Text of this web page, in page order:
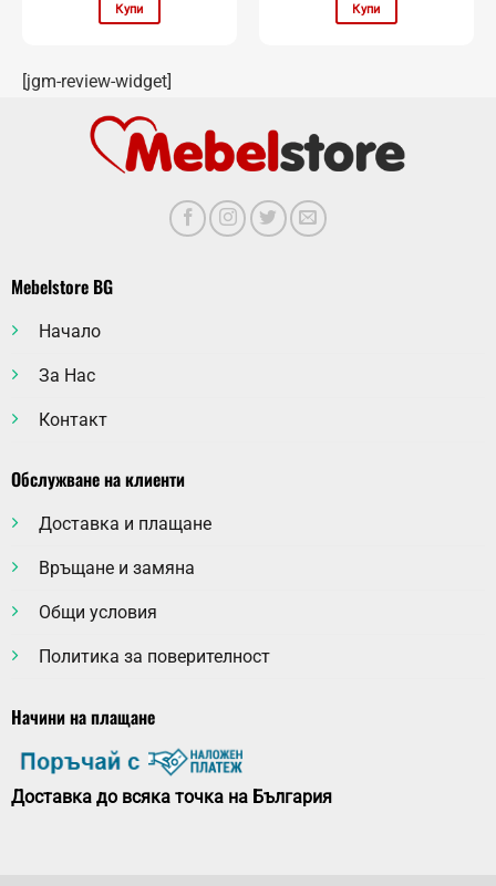
Купи Купи
[jgm-review-widget]
Mebelstore BG
Начало
За Нас
Контакт
Обслужване на клиенти
Доставка и плащане
Връщане и замяна
Общи условия
Политика за поверителност
Начини на плащане
Доставка до всяка точка на България